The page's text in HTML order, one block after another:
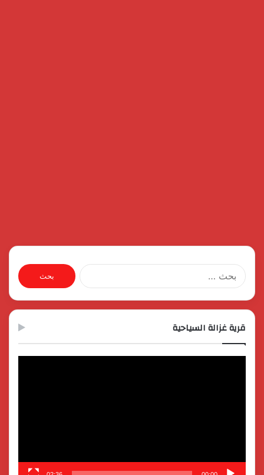
البحث
عن:
قرية غزالة السياحية